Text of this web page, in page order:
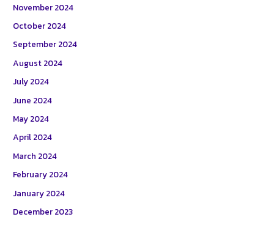
November 2024
October 2024
September 2024
August 2024
July 2024
June 2024
May 2024
April 2024
March 2024
February 2024
January 2024
December 2023